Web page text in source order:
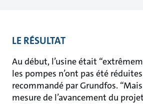
LE RÉSULTAT
Au début, l’usine était
les pompes n’ont pas été
recommandé par Grundfos.
mesure de l’avancement du